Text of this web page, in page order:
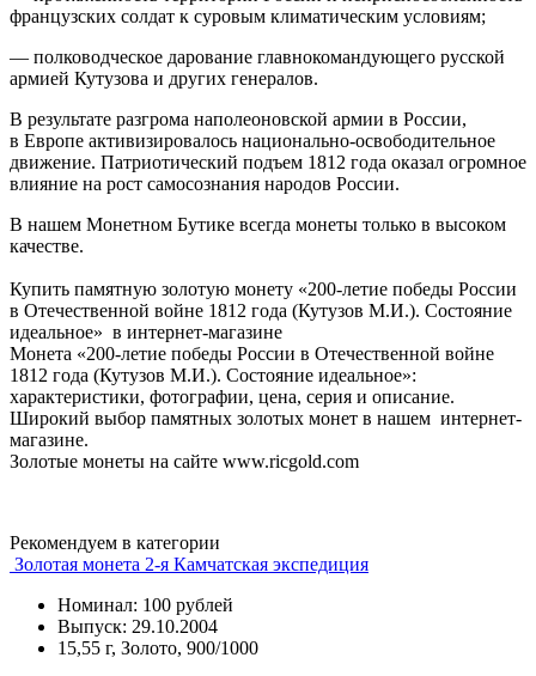
французских солдат к суровым климатическим условиям;
— полководческое дарование главнокомандующего русской
армией Кутузова и других генералов.
В результате разгрома наполеоновской армии в России,
в Европе активизировалось национально-освободительное
движение. Патриотический подъем 1812 года оказал огромное
влияние на рост самосознания народов России.
В нашем Монетном Бутике всегда монеты только в высоком
качестве.
Купить памятную золотую монету «200-летие победы России
в Отечественной войне 1812 года (Кутузов М.И.). Состояние
идеальное» в интернет-магазине
Монета «200-летие победы России в Отечественной войне
1812 года (Кутузов М.И.). Состояние идеальное»:
характеристики, фотографии, цена, серия и описание.
Широкий выбор памятных золотых монет в нашем интернет-
магазине.
Золотые монеты на сайте www.ricgold.com
Рекомендуем в категории
Золотая монета 2-я Камчатская экспедиция
Номинал: 100 рублей
Выпуск: 29.10.2004
15,55 г, Золото, 900/1000